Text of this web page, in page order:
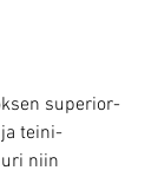
superior-
teini-
niin